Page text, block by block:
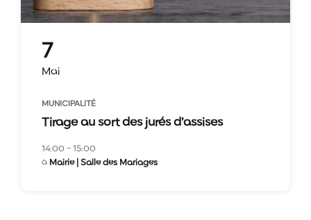
7
Mai
MUNICIPALITÉ
Tirage au sort des jurés d’assises
14:00 - 15:00
à Mairie | Salle des Mariages